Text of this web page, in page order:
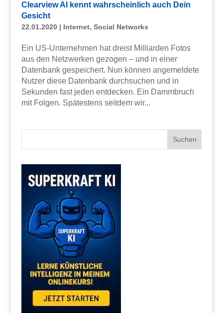
Clearview AI kennt wahrscheinlich auch Dein
Gesicht
22.01.2020| Internet, Social Networks
Ein US-Unternehmen hat dreist Milliarden Fotos
aus den Netzwerken gezogen – und in einer
Datenbank gespeichert. Nun können angemeldete
Nutzer diese Datenbank durchsuchen und in
Sekunden fast jeden entdecken. Ein Dammbruch
mit Folgen. Spätestens seitdem wir...